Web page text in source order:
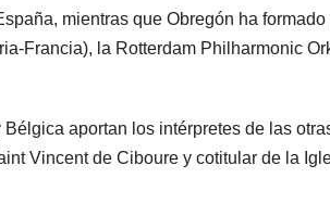
mientras que Obregón ha formado
Francia), la Rotterdam Philharmonic
aportan los intérpretes de las
Vincent de Ciboure y cotitular de la